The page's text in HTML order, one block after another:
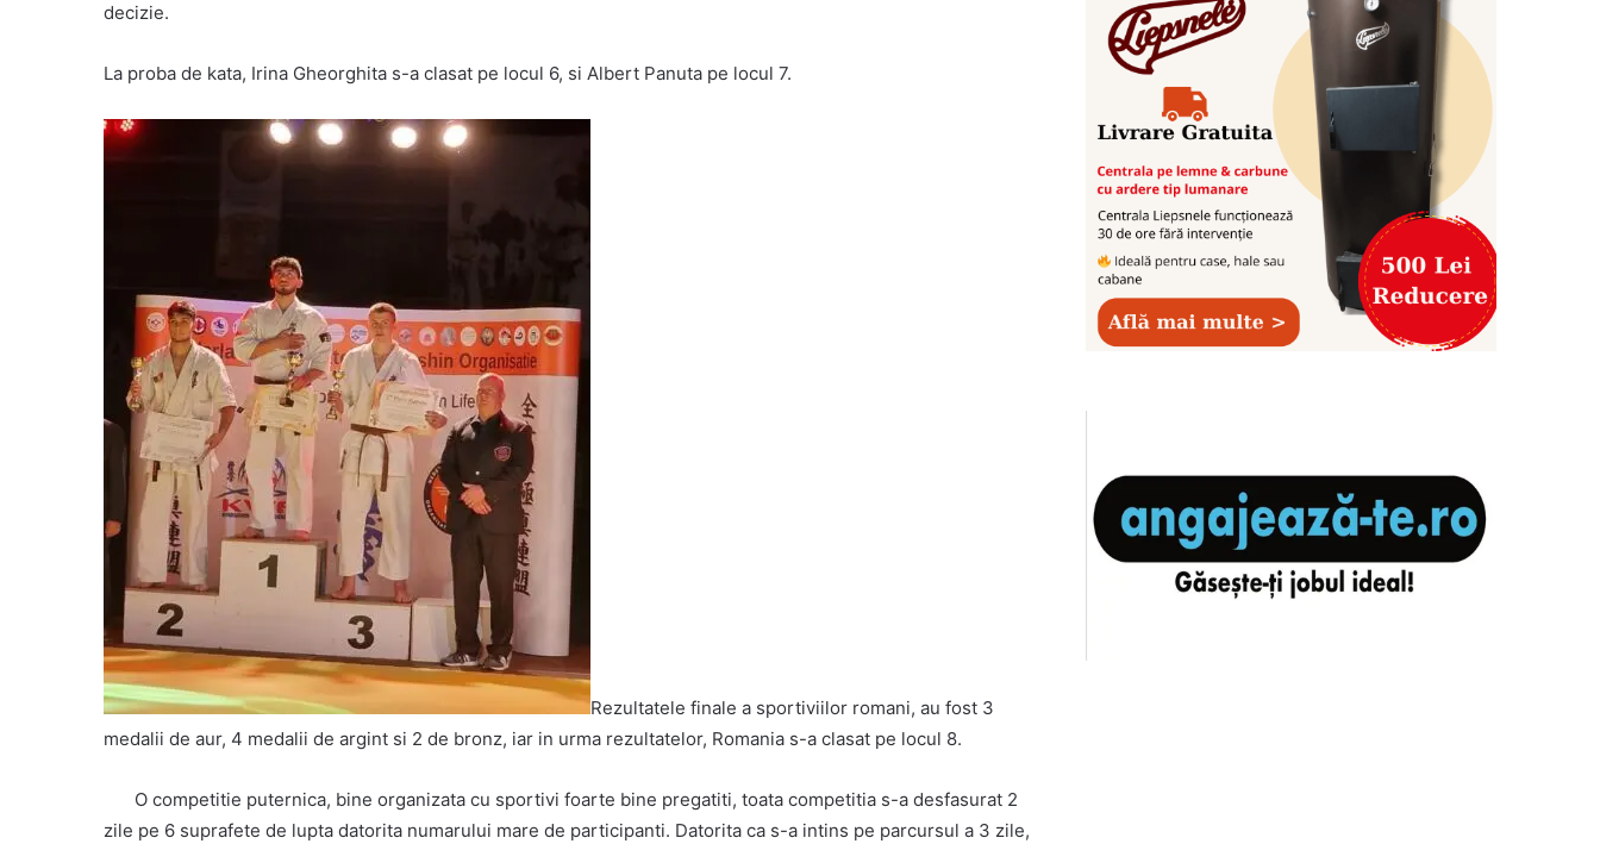
decizie.
La proba de kata, Irina Gheorghita s-a clasat pe locul 6, si Albert Panuta pe locul 7.
Rezultatele finale a sportiviilor romani, au fost 3
medalii de aur, 4 medalii de argint si 2 de bronz, iar in urma rezultatelor, Romania s-a clasat pe locul 8.
O competitie puternica, bine organizata cu sportivi foarte bine pregatiti, toata competitia s-a desfasurat 2
zile pe 6 suprafete de lupta datorita numarului mare de participanti. Datorita ca s-a intins pe parcursul a 3 zile,